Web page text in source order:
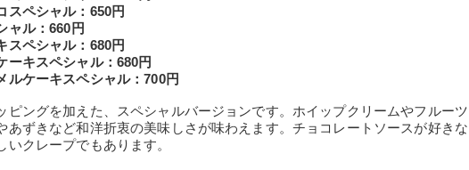
スペシャル：650円
ャル：660円
スペシャル：680円
ーキスペシャル：680円
ルケーキスペシャル：700円
ピングを加えた、スペシャルバージョンです。ホイップクリームやフルーツ
あずきなど和洋折衷の美味しさが味わえます。チョコレートソースが好きな
いクレープでもあります。